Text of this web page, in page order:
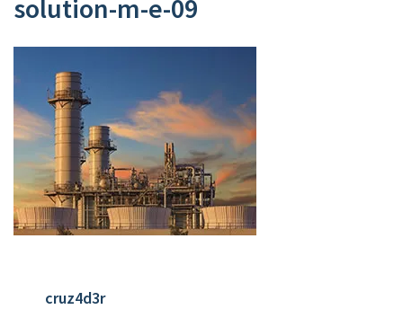
solution-m-e-09
cruz4d3r